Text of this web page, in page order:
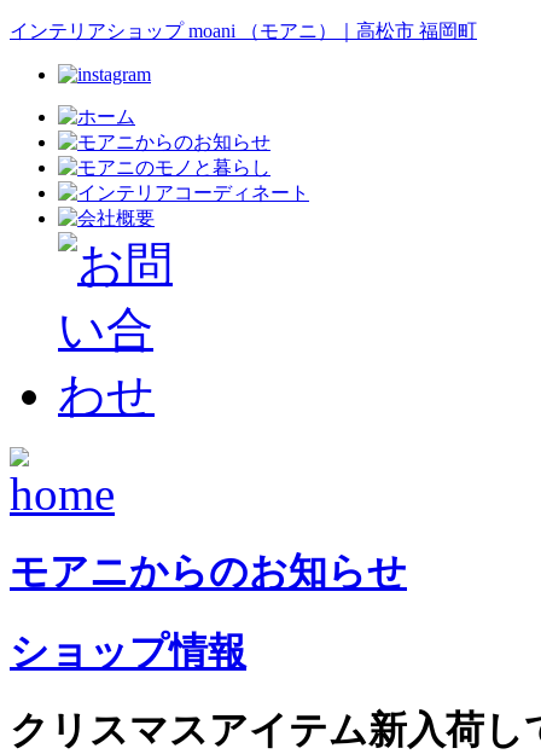
インテリアショップ moani （モアニ）｜高松市 福岡町
モアニからのお知らせ
ショップ情報
クリスマスアイテム新入荷し